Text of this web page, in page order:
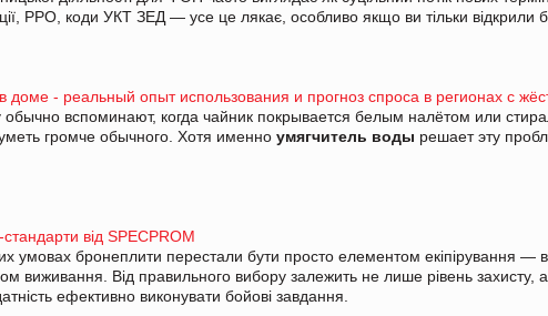
РРО, коди УКТ ЗЕД — усе це лякає, особливо якщо ви тільки відкрили
доме - реальный опыт использования и прогноз спроса в регионах с
обычно вспоминают, когда чайник покрывается белым налётом или
громче обычного. Хотя именно умягчитель воды решает эту
від SPECPROM
умовах бронеплити перестали бути просто елементом екіпірування —
виживання. Від правильного вибору залежить не лише рівень захисту, а
ефективно виконувати бойові завдання.